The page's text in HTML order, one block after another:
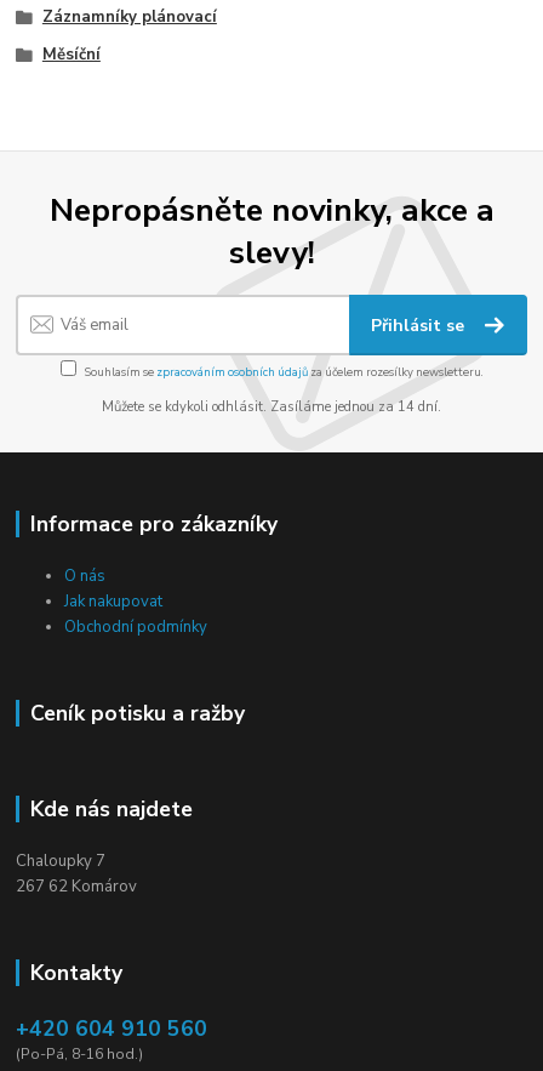
Záznamníky plánovací
Měsíční
Nepropásněte novinky, akce a
slevy!
Přihlásit se
Souhlasím se zpracováním osobních údajůza účelem rozesílky newsletteru.
Můžete se kdykoli odhlásit. Zasíláme jednou za 14 dní.
Informace pro zákazníky
O nás
Jak nakupovat
Obchodní podmínky
Ceník potisku a ražby
Kde nás najdete
Chaloupky 7
267 62 Komárov
Kontakty
+420 604 910 560
(Po-Pá, 8-16 hod.)